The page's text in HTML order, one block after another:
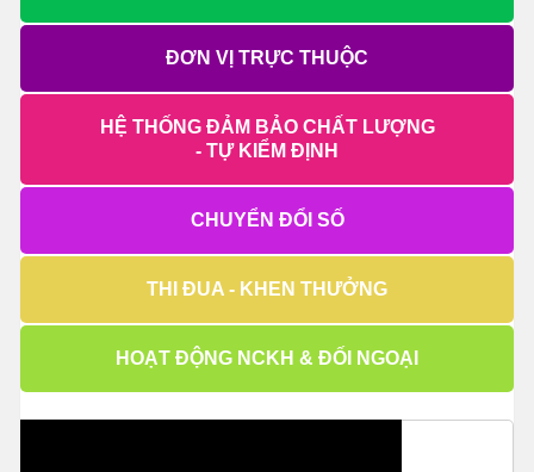
ĐƠN VỊ TRỰC THUỘC
HỆ THỐNG ĐẢM BẢO CHẤT LƯỢNG
- TỰ KIỂM ĐỊNH
CHUYỂN ĐỔI SỐ
THI ĐUA - KHEN THƯỞNG
HOẠT ĐỘNG NCKH & ĐỐI NGOẠI